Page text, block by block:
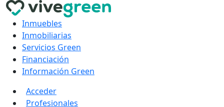
Inmuebles
Inmobiliarias
Servicios Green
Financiación
Información Green
Acceder
Profesionales